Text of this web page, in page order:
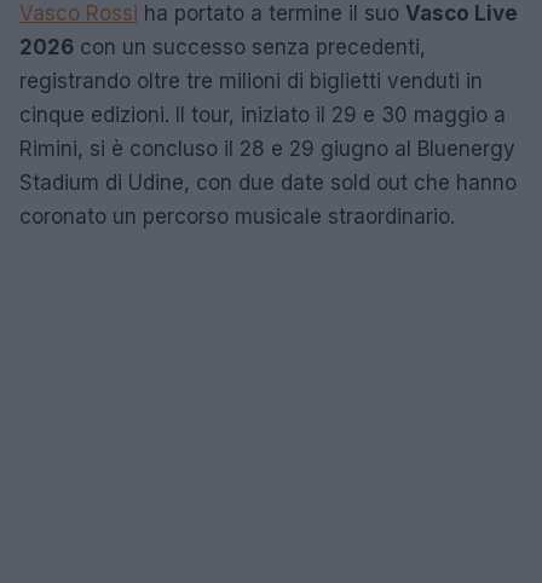
Vasco Rossi ha portato a termine il suo Vasco Live
2026 con un successo senza precedenti,
registrando oltre tre milioni di biglietti venduti in
cinque edizioni. Il tour, iniziato il 29 e 30 maggio a
Rimini, si è concluso il 28 e 29 giugno al Bluenergy
Stadium di Udine, con due date sold out che hanno
coronato un percorso musicale straordinario.